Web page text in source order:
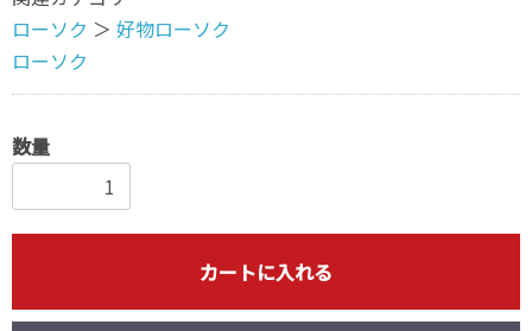
ローソク ＞ 好物ローソク
ローソク
数量
カートに入れる